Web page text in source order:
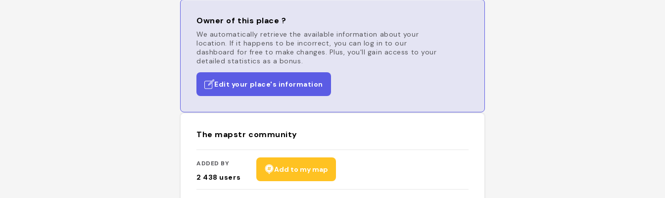
Owner of this place ?
We automatically retrieve the available information about your
location. If it happens to be incorrect, you can log in to our
dashboard for free to make changes. Plus, you'll gain access to your
detailed statistics as a bonus.
Edit your place's information
The mapstr community
ADDED BY
2 438 users
Add to my map